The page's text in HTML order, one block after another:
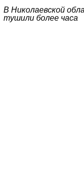
В Николаевской
тушили более часа